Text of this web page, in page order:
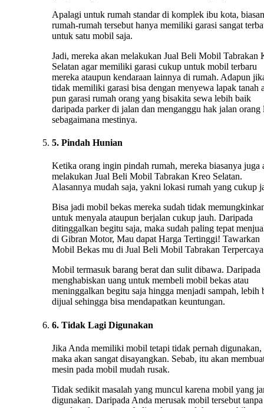
Apalagi untuk rumah standar di komplek ibu kota,
rumah-rumah tersebut hanya memiliki garasi sangat
untuk satu mobil saja.
Jadi, mereka akan melakukan Jual Beli Mobil Tabrakan
Selatan agar memiliki garasi cukup untuk mobil terbaru
mereka ataupun kendaraan lainnya di rumah. Adapun
tidak memiliki garasi bisa dengan menyewa lapak tanah
pun garasi rumah orang yang bisakita sewa lebih baik
daripada parker di jalan dan menganggu hak jalan orang
sebagaimana mestinya.
5. Pindah Hunian
Ketika orang ingin pindah rumah, mereka biasanya juga
melakukan Jual Beli Mobil Tabrakan Kreo Selatan.
Alasannya mudah saja, yakni lokasi rumah yang cukup
Bisa jadi mobil bekas mereka sudah tidak
untuk menyala ataupun berjalan cukup jauh. Daripada
ditinggalkan begitu saja, maka sudah paling tepat
di Gibran Motor, Mau dapat Harga Tertinggi! Tawarkan
Mobil Bekas mu di Jual Beli Mobil Tabrakan
Mobil termasuk barang berat dan sulit dibawa. Daripada
menghabiskan uang untuk membeli mobil bekas atau
meninggalkan begitu saja hingga menjadi sampah, lebih
dijual sehingga bisa mendapatkan keuntungan.
6. Tidak Lagi Digunakan
Jika Anda memiliki mobil tetapi tidak pernah digunakan,
maka akan sangat disayangkan. Sebab, itu akan
mesin pada mobil mudah rusak.
Tidak sedikit masalah yang muncul karena mobil yang
digunakan. Daripada Anda merusak mobil tersebut tanpa